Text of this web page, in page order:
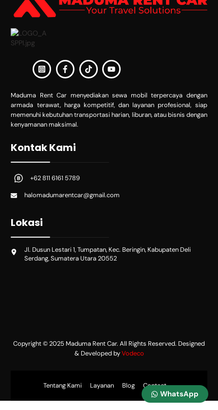
WhatsApp
Maduma Rent Car menyediakan sewa mobil terpercaya dengan
armada terawat, harga kompetitif, dan layanan profesional, siap
memenuhi kebutuhan transportasi harian, liburan, atau bisnis dengan
kenyamanan maksimal.
Kontak Kami
+62 811 6161 5789
halomadumarentcar@gmail.com
Lokasi
Jl. Dusun Lestari 1, Tumpatan, Kec. Beringin, Kabupaten Deli
Serdang, Sumatera Utara 20552
Tentang Kami Layanan Blog Contact
Copyright © 2025 Maduma Rent Car. All Rights Reserved. Designed
& Developed byVodeco